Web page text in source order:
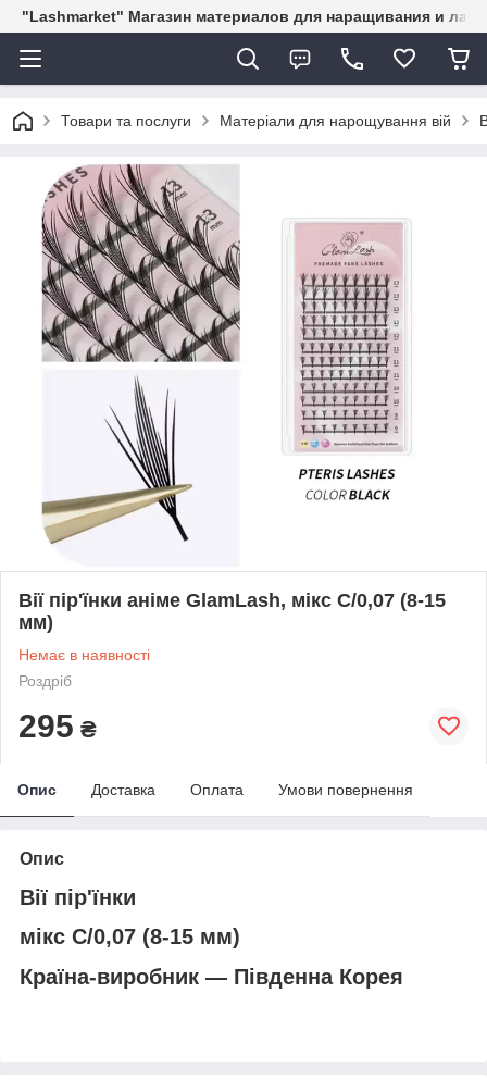
"Lashmarket" Магазин материалов для наращивания и
Товари та послуги Матеріали для нарощування вій
Вії пір'їнки аніме GlamLash, мікс С/0,07 (8-15
мм)
Немає в наявності
Роздріб
295 ₴
Опис Доставка Оплата Умови повернення
Опис
Вії пір'їнки
мікс С/0,07 (8-15 мм)
Країна-виробник — Південна Корея